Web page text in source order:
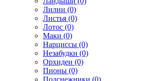
Лилии (0)
Листья (0)
Лотос (0)
Маки (0)
Нарциссы (0)
Незабудки (0)
Орхидеи (0)
Пионы (0)
Подснежники (0)